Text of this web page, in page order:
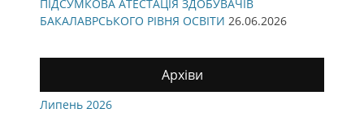
ПІДСУМКОВА АТЕСТАЦІЯ ЗДОБУВАЧІВ
БАКАЛАВРСЬКОГО РІВНЯ ОСВІТИ 26.06.2026
Архіви
Липень 2026